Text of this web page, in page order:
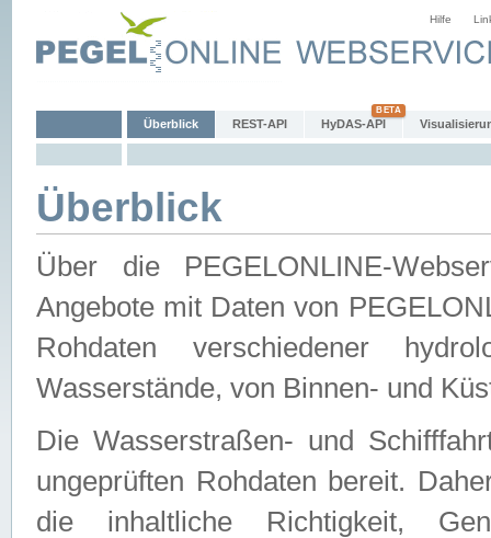
Hilfe
Überblick REST-API HyDAS-API
Überblick
Über die PEGELONLINE-
Angebote mit Daten von
Rohdaten verschiedener
Wasserstände, von Binnen- und
Die Wasserstraßen- und
ungeprüften Rohdaten bereit.
die inhaltliche Richtigkeit,